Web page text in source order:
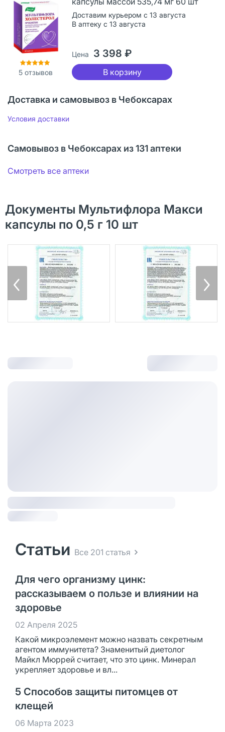
5 отзывов
Доставим курьером с 13 августа
В аптеку с 13 августа
Цена 3 398 ₽
В корзину
Доставка и самовывоз в Чебоксарах
Условия доставки
Самовывоз в Чебоксарах из 131 аптеки
Смотреть все аптеки
Документы Мультифлора Макси
капсулы по 0,5 г 10 шт
Статьи Все 201 статья
Для чего организму цинк:
рассказываем о пользе и влиянии на
здоровье
02 Апреля 2025
Какой микроэлемент можно назвать секретным
агентом иммунитета? Знаменитый диетолог
Майкл Мюррей считает, что это цинк. Минерал
укрепляет здоровье и вл...
5 Способов защиты питомцев от
клещей
06 Марта 2023